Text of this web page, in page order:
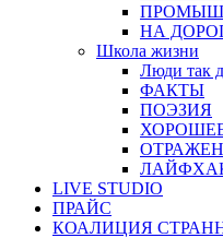
НА
Школа жизни
Люди так
ФАКТЫ
ПОЭЗИЯ
LIVE STUDIO
ПРАЙС
КОАЛИЦИЯ